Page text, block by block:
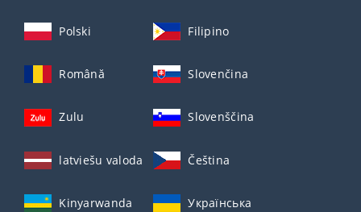
Polski Filipino
Română Slovenčina
Zulu Slovenščina
latviešu valoda Čeština
Kinyarwanda Українська